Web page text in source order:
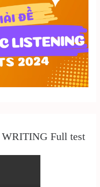
Full test